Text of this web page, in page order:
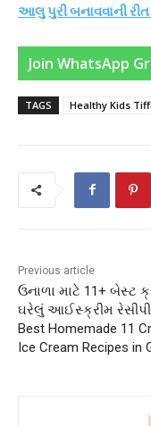
આલુ પુરી બનાવવાની
Join WhatsApp
TAGS Healthy Kids
Previous article
ઉનાળા માટે 11+ બેસ્ટ
ઘરેલું આઈસ્ક્રીમ રેસીપી
Best Homemade 11
Ice Cream Recipes in